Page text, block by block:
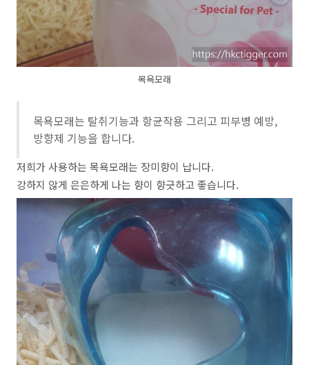
목욕모래
목욕모래는 탈취기능과 항균작용 그리고 피부병 예방,
방향제 기능을 합니다.
저희가 사용하는 목욕모래는 장미향이 납니다.
강하지 않게 은은하게 나는 향이 향긋하고 좋습니다.